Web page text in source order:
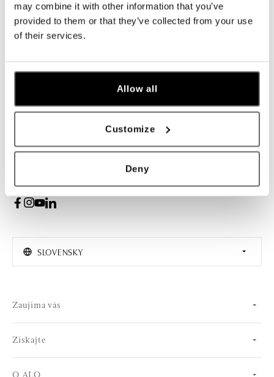
may combine it with other information that you’ve
provided to them or that they’ve collected from your use
of their services.
Allow all
Customize
Deny
Prihláste sa na odber newslettera
trh.
Súhlasím s odberom newslettera
SLOVENSKY
Zaujíma vás
Získajte
O ALO